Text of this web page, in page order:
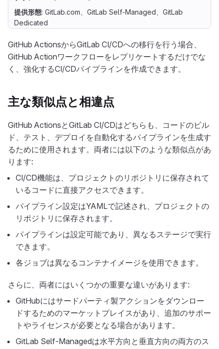
提供形態: GitLab.com、GitLab Self-Managed、GitLab
Dedicated
GitHub ActionsからGitLab CI/CDへの移行を行う場合、
GitHub Actionワークフローをレプリケートするだけでな
く、強化するCI/CDパイプラインを作成できます。
主な類似点と相違点
GitHub ActionsとGitLab CI/CDはどちらも、コードのビル
ド、テスト、デプロイを自動化するパイプラインを生成す
るために使用されます。両者には以下のような類似点があ
ります:
CI/CD機能は、プロジェクトのリポジトリに保存されて
いるコードに直接アクセスできます。
パイプライン設定はYAMLで記述され、プロジェクトの
リポジトリに保存されます。
パイプラインは設定可能であり、異なるステージで実行
できます。
各ジョブは異なるコンテナイメージを使用できます。
さらに、両者にはいくつかの重要な違いがあります:
GitHubにはサードパーティ製アクションをダウンロー
ドするためのマーケットプレイスがあり、追加のサポー
トやライセンスが必要となる場合があります。
GitLab Self-Managedは水平方向と垂直方向の両方のス